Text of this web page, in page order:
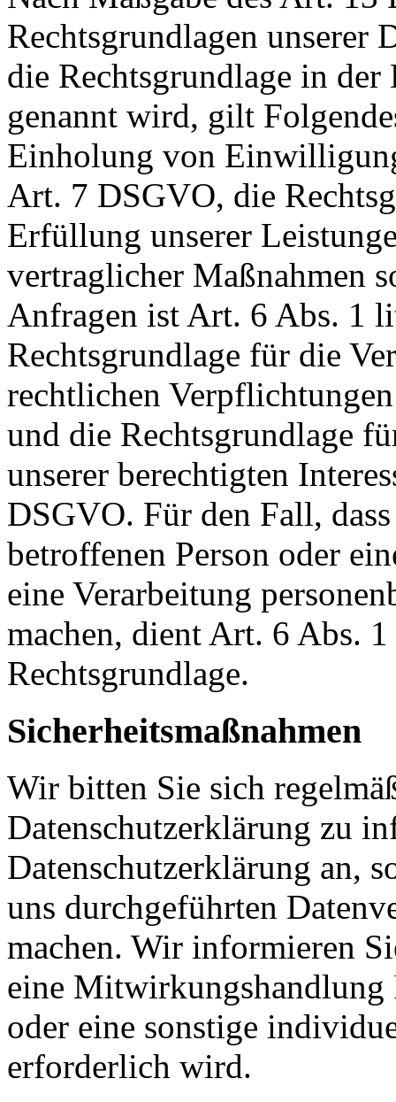
Rechtsgrundlagen unserer
die Rechtsgrundlage in
genannt wird, gilt
Einholung von
Art. 7 DSGVO, die
Erfüllung unserer
vertraglicher Maßnahmen
Anfragen ist Art. 6 Abs. 1
Rechtsgrundlage für die
rechtlichen
und die Rechtsgrundlage
unserer berechtigten
DSGVO. Für den Fall,
betroffenen Person oder
eine Verarbeitung
machen, dient Art. 6 Abs.
Rechtsgrundlage.
Sicherheitsmaßnahmen
Wir bitten Sie sich
Datenschutzerklärung zu
Datenschutzerklärung an,
uns durchgeführten
machen. Wir informieren
eine
oder eine sonstige
erforderlich wird.